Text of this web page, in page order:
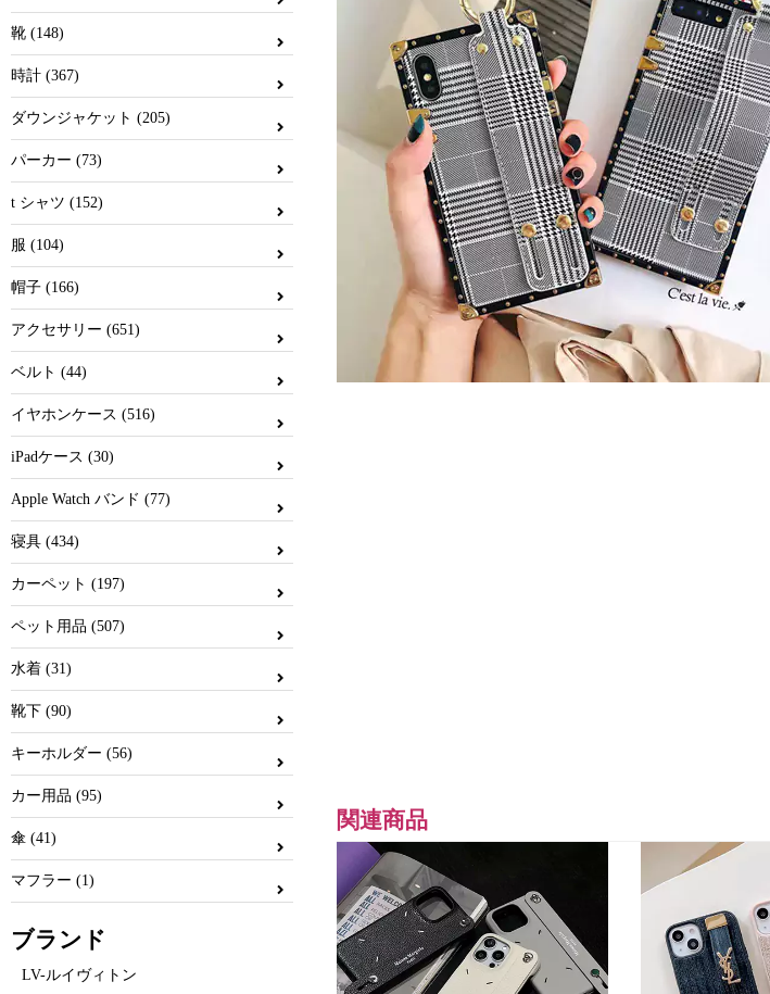
靴 (148)
時計 (367)
ダウンジャケット (205)
パーカー (73)
t シャツ (152)
服 (104)
帽子 (166)
アクセサリー (651)
ベルト (44)
イヤホンケース (516)
iPadケース (30)
Apple Watch バンド (77)
寝具 (434)
カーペット (197)
ペット用品 (507)
水着 (31)
靴下 (90)
キーホルダー (56)
カー用品 (95)
傘 (41)
マフラー (1)
ブランド
LV-ルイヴィトン
関連商品